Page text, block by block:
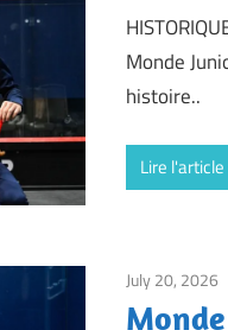
Monde
histoire..
Lire l'article
July 20, 2026